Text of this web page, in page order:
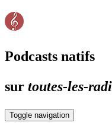
Podcasts natifs
sur toutes-les-
Toggle navigation